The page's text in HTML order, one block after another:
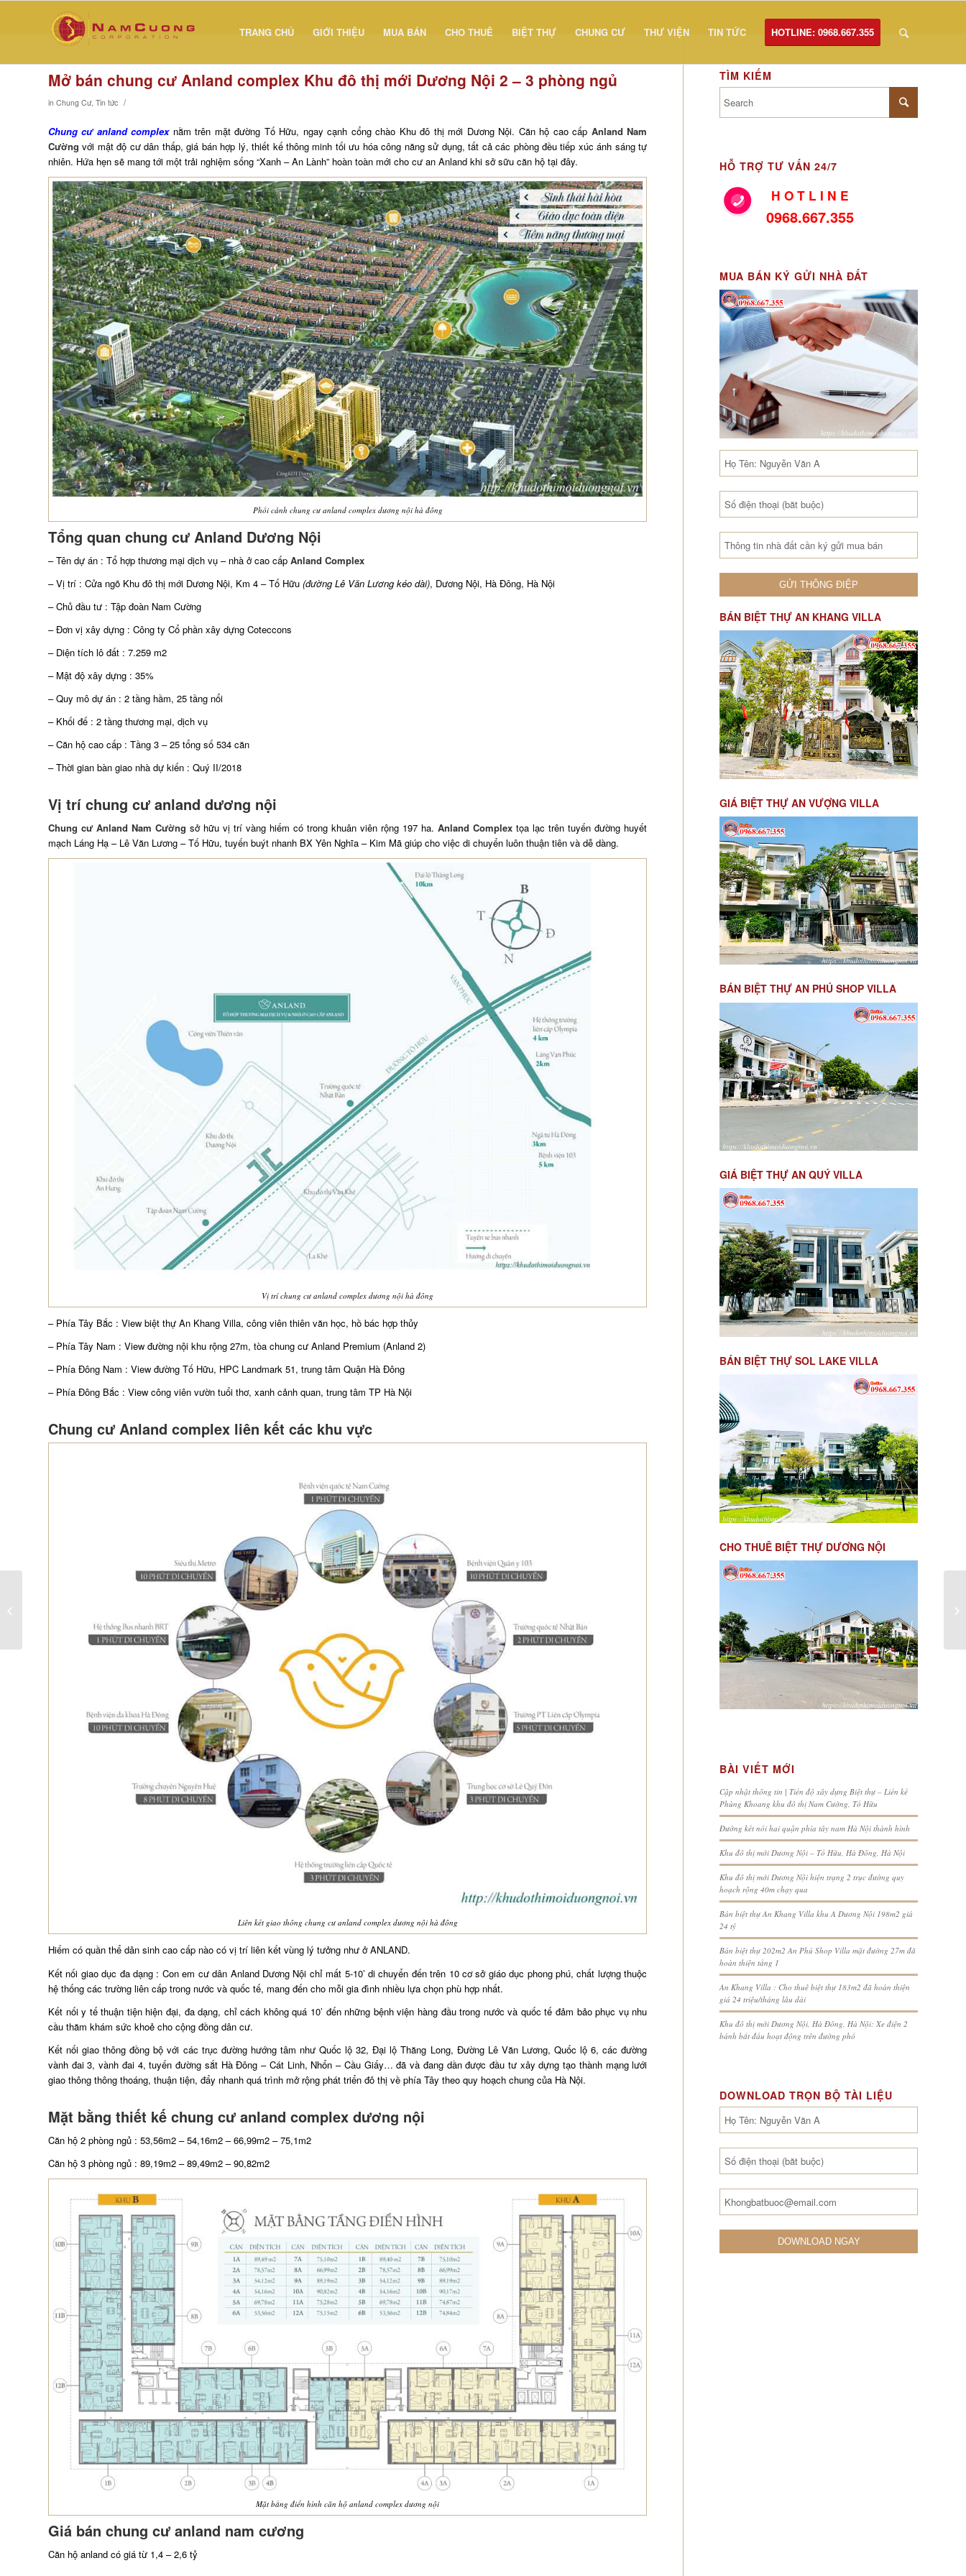
TRANG CHỦ GIỚI THIỆU MUA BÁN CHO THUÊ BIỆT THỰ CHUNG CƯ THƯ VIỆN TIN TỨC HOTLINE: 0968.667.355
Mở bán chung cư Anland complex Khu đô thị mới Dương Nội 2 – 3 phòng ngủ
in Chung Cư, Tin tức /
Chung cư anland complexnằm trên mặt đường Tố Hữu, ngay cạnh cổng chào Khu đô thị mới Dương Nội. Căn hộ cao cấp Anland Nam
Cường với mật độ cư dân thấp, giá bán hợp lý, thiết kế thông minh tối ưu hóa công năng sử dụng, tất cả các phòng đều tiếp xúc ánh sáng tự
nhiên. Hứa hẹn sẽ mang tới một trải nghiệm sống “Xanh – An Lành” hoàn toàn mới cho cư an Anland khi sở sữu căn hộ tại đây.
Phối cảnh chung cư anland complex dương nội hà đông
Tổng quan chung cư Anland Dương Nội
– Tên dự án : Tổ hợp thương mại dịch vụ – nhà ở cao cấp Anland Complex
– Vị trí : Cửa ngõ Khu đô thị mới Dương Nội, Km 4 – Tố Hữu (đường Lê Văn Lương kéo dài), Dương Nội, Hà Đông, Hà Nội
– Chủ đầu tư : Tập đoàn Nam Cường
– Đơn vị xây dựng : Công ty Cổ phần xây dựng Coteccons
– Diện tích lô đất : 7.259 m2
– Mật độ xây dựng : 35%
– Quy mô dự án : 2 tầng hầm, 25 tầng nổi
– Khối đế : 2 tầng thương mại, dịch vụ
– Căn hộ cao cấp : Tầng 3 – 25 tổng số 534 căn
– Thời gian bàn giao nhà dự kiến : Quý II/2018
Vị trí chung cư anland dương nội
Chung cư Anland Nam Cường sở hữu vị trí vàng hiếm có trong khuân viên rộng 197 ha.Anland Complex tọa lạc trên tuyến đường huyết
mạch Láng Hạ – Lê Văn Lương – Tố Hữu, tuyến buýt nhanh BX Yên Nghĩa – Kim Mã giúp cho việc di chuyển luôn thuận tiên và dễ dàng.
Vị trí chung cư anland complex dương nội hà đông
– Phía Tây Bắc : View biệt thự An Khang Villa, công viên thiên văn học, hồ bác hợp thủy
– Phía Tây Nam : View đường nội khu rộng 27m, tòa chung cư Anland Premium (Anland 2)
– Phía Đông Nam : View đường Tố Hữu, HPC Landmark 51, trung tâm Quận Hà Đông
– Phía Đông Bắc : View công viên vườn tuổi thơ, xanh cảnh quan, trung tâm TP Hà Nội
Chung cư Anland complex liên kết các khu vực
Liên kết giao thông chung cư anland complex dương nội hà đông
Hiếm có quần thể dân sinh cao cấp nào có vị trí liên kết vùng lý tưởng như ở ANLAND.
Kết nối giao dục đa dạng : Con em cư dân Anland Dương Nội chỉ mất 5-10’ di chuyển đến trên 10 cơ sở giáo dục phong phú, chất lượng thuộc
hệ thống các trường liên cấp trong nước và quốc tế, mang đến cho mỗi gia đình nhiều lựa chọn phù hợp nhất.
Kết nối y tế thuận tiện hiện đại, đa dạng, chỉ cách không quá 10’ đến những bệnh viện hàng đầu trong nước và quốc tế đảm bảo phục vụ nhu
cầu thăm khám sức khoẻ cho cộng đồng dân cư.
Kết nối giao thông đồng bộ với các trục đường hướng tâm như Quốc lộ 32, Đại lộ Thăng Long, Đường Lê Văn Lương, Quốc lộ 6, các đường
vành đai 3, vành đai 4, tuyến đường sắt Hà Đông – Cát Linh, Nhổn – Cầu Giấy… đã và đang dần được đầu tư xây dựng tạo thành mạng lưới
giao thông thông thoáng, thuận tiện, đẩy nhanh quá trình mở rộng phát triển đô thị về phía Tây theo quy hoạch chung của Hà Nội.
Mặt bằng thiết kế chung cư anland complex dương nội
Căn hộ 2 phòng ngủ : 53,56m2 – 54,16m2 – 66,99m2 – 75,1m2
Căn hộ 3 phòng ngủ : 89,19m2 – 89,49m2 – 90,82m2
Mặt bằng điển hình căn hộ anland complex dương nội
Giá bán chung cư anland nam cương
Căn hộ anland có giá từ 1,4 – 2,6 tỷ
TÌM KIẾM
HỖ TRỢ TƯ VẤN 24/7
H O T L I N E
0968.667.355
MUA BÁN KÝ GỬI NHÀ ĐẤT
BÁN BIỆT THỰ AN KHANG VILLA
GIÁ BIỆT THỰ AN VƯỢNG VILLA
BÁN BIỆT THỰ AN PHÚ SHOP VILLA
GIÁ BIỆT THỰ AN QUÝ VILLA
BÁN BIỆT THỰ SOL LAKE VILLA
CHO THUÊ BIỆT THỰ DƯƠNG NỘI
BÀI VIẾT MỚI
Cập nhật thông tin | Tiến độ xây dựng Biệt thự – Liền kề
Phùng Khoang khu đô thị Nam Cường, Tố Hữu
Đường kết nối hai quận phía tây nam Hà Nội thành hình
Khu đô thị mới Dương Nội – Tố Hữu, Hà Đông, Hà Nội
Khu đô thị mới Dương Nội hiện trạng 2 trục đường quy
hoạch rộng 40m chạy qua
Bán biệt thự An Khang Villa khu A Dương Nội 198m2 giá
24 tỷ
Bán biệt thự 202m2 An Phú Shop Villa mặt đường 27m đã
hoàn thiện tầng 1
An Khang Villa : Cho thuê biệt thự 183m2 đã hoàn thiện
giá 24 triệu/tháng lâu dài
Khu đô thị mới Dương Nội, Hà Đông, Hà Nội: Xe điện 2
bánh bắt đầu hoạt động trên đường phố
DOWNLOAD TRỌN BỘ TÀI LIỆU